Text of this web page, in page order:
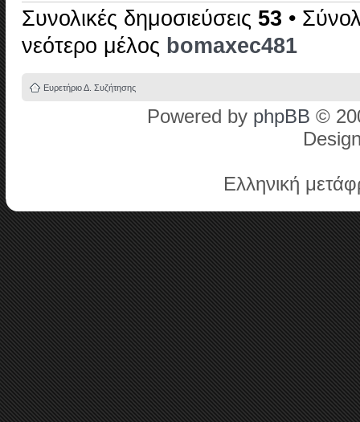
Συνολικές δημοσιεύσεις 53 •
νεότερο μέλος bomaxec481
Ευρετήριο Δ. Συζήτησης
Powered by phpBB ©
Ελληνική